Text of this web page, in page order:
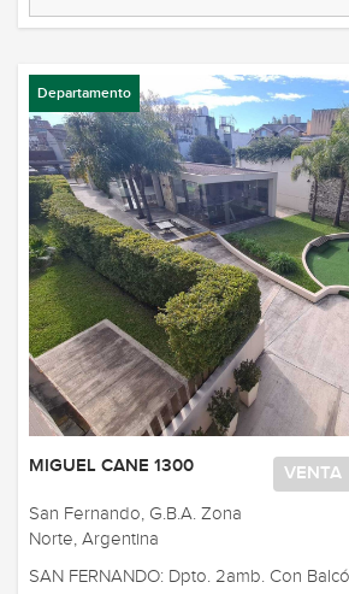
Departamento
VENTA
MIGUEL CANE 1300
San Fernando, G.B.A. Zona
Norte, Argentina
SAN FERNANDO: Dpto. 2amb. Con